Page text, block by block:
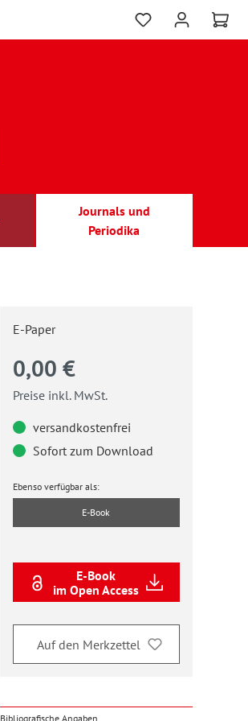
Journals und
Periodika
E-Paper
0,00 €
Preise inkl. MwSt.
versandkostenfrei
Sofort zum Download
Ebenso verfügbar als:
E-Book
E-Book
im Open Access
Auf den Merkzettel
Bibliografische Angaben